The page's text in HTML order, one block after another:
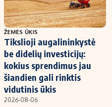
ŽEMĖS ŪKIS
Tikslioji augalininkystė
be didelių investicijų:
kokius sprendimus jau
šiandien gali rinktis
vidutinis ūkis
2026-08-06